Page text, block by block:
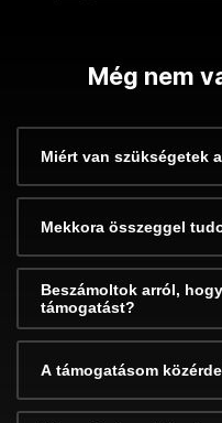
Még nem
Miért van szükségetek
Mekkora összeggel
Beszámoltok arról,
támogatást?
A támogatásom